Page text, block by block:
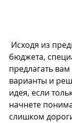
бюджета,
предлагать
варианты и
идея, если
начнете
слишком